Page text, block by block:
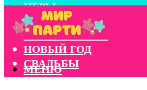
ИГРЫ
КОНКУРСЫ
КОРПОРАТИВЫ
НОВЫЙ ГОД
СВАДЬБЫ
МЕНЮ